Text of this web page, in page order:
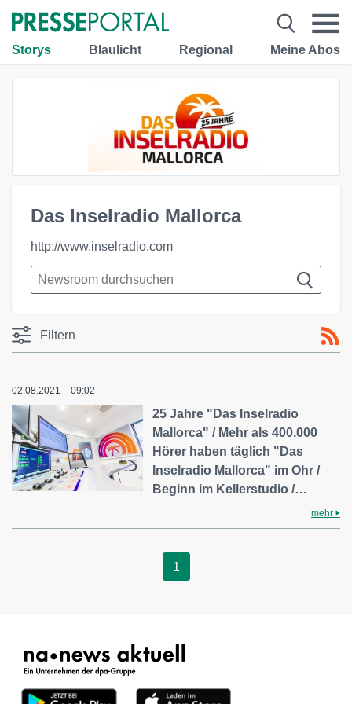
Storys Blaulicht Regional Meine Abos
Das Inselradio Mallorca
http://www.inselradio.com
Filtern
02.08.2021 – 09:02
25 Jahre "Das Inselradio
Mallorca" / Mehr als 400.000
Hörer haben täglich "Das
Inselradio Mallorca" im Ohr /
Beginn im Kellerstudio /…
mehr
1